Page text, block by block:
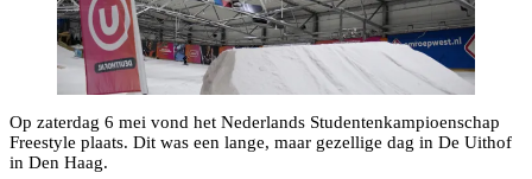
Op zaterdag 6 mei vond het Nederlands Studentenkampioenschap
Freestyle plaats. Dit was een lange, maar gezellige dag in De Uithof
in Den Haag.